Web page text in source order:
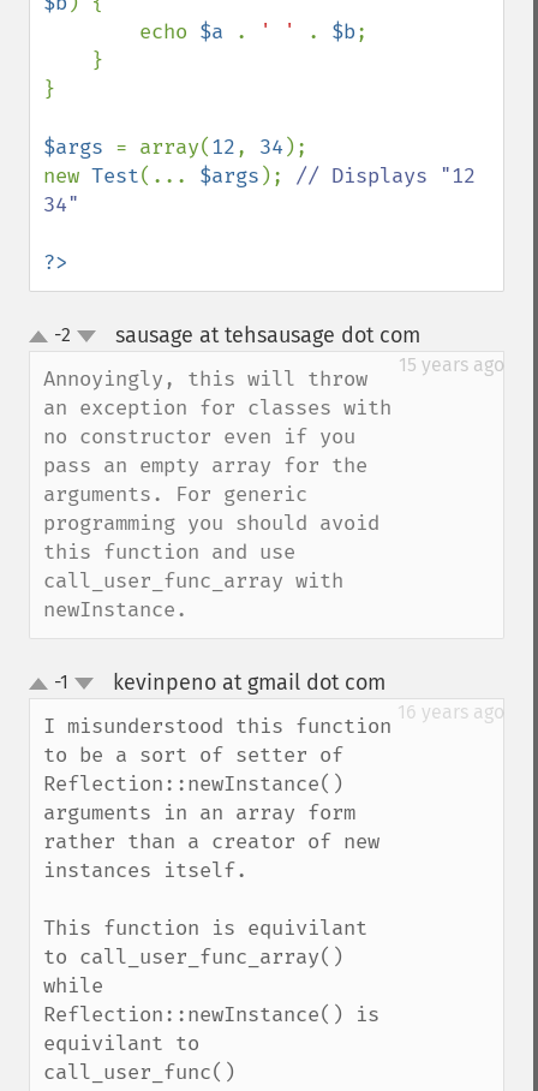
        echo
$a . ' ' . $b;
}
$args = array(12, 34 );
new Test(... $args ); // Displays "12
34"
?>
up
down
-2 sausage at tehsausage dot com
15 years ago
Annoyingly, this will throw
an exception for classes with
no constructor even if you
pass an empty array for the
arguments. For generic
programming you should avoid
this function and use
call_user_func_array with
newInstance.
up
down
-1 kevinpeno at gmail dot com
16 years ago
I misunderstood this function
to be a sort of setter of
Reflection::newInstance()
arguments in an array form
rather than a creator of new
instances itself.
This function is equivilant
to call_user_func_array()
while
Reflection::newInstance() is
equivilant to
call_user_func()